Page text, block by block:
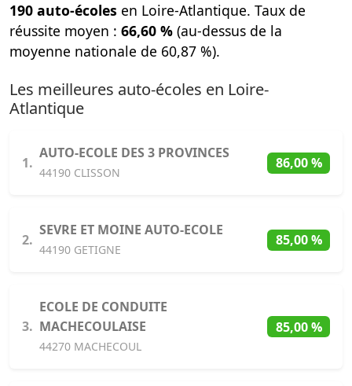
190 auto-écoles en Loire-Atlantique. Taux de
réussite moyen : 66,60 % (au-dessus de la
moyenne nationale de 60,87 %).
Les meilleures auto-écoles en Loire-
Atlantique
1.
AUTO-ECOLE DES 3 PROVINCES
44190 CLISSON
86,00 %
2.
SEVRE ET MOINE AUTO-ECOLE
44190 GETIGNE
85,00 %
3.
ECOLE DE CONDUITE
MACHECOULAISE
44270 MACHECOUL
85,00 %